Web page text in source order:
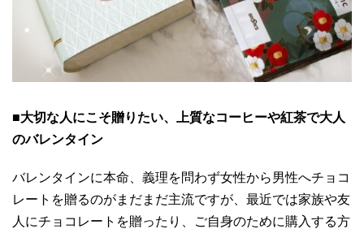
■大切な人にこそ贈りたい、上質なコーヒーや紅茶で大人
のバレンタイン
バレンタインに本命、義理を問わず女性から男性へチョコ
レートを贈るのがまだまだ主流ですが、最近では家族や友
人にチョコレートを贈ったり、ご自身のために購入する方